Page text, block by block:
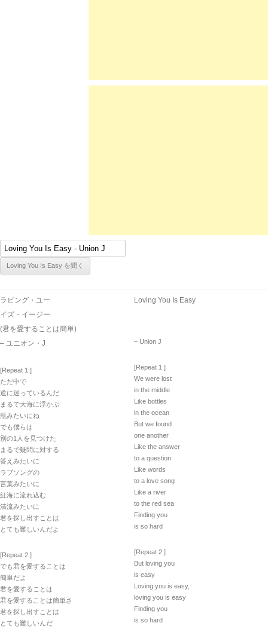
ラビング・ユー
イズ・イージー
(君を愛することは簡単)
– ユニオン・J
[Repeat 1:]
ただ中で
道に迷っているんだ
まるで大海に浮かぶ
瓶みたいにね
でも僕らは
別の1人を見つけた
まるで疑問に対する
答えみたいに
ラブソングの
言葉みたいに
紅海に流れ込む
清流みたいに
君を探し出すことは
とても難しいんだよ
[Repeat 2:]
でも君を愛することは
簡単だよ
君を愛することは
君を愛することは簡単さ
君を探し出すことは
とても難しいんだ
Loving You Is Easy
– Union J
[Repeat 1:]
We were lost
in the middle
Like bottles
in the ocean
But we found
one another
Like the answer
to a question
Like words
to a love song
Like a river
to the red sea
Finding you
is so hard
[Repeat 2:]
But loving you
is easy
Loving you is easy,
loving you is easy
Finding you
is so hard